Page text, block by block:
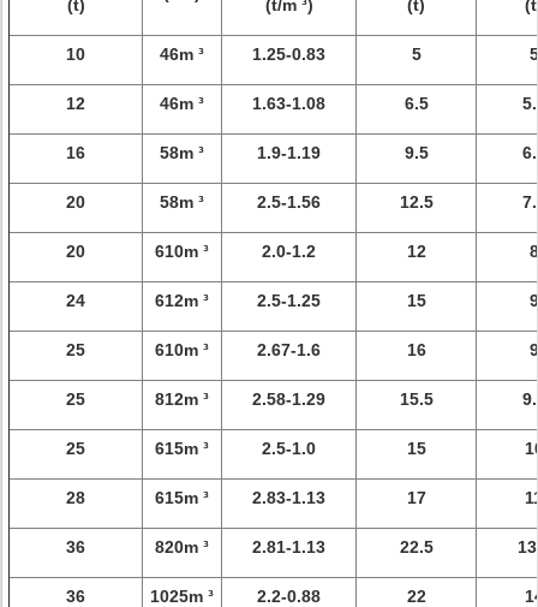
(t) (t/m ³) (t)
10 46m ³ 1.25-0.83 5 5
12 46m ³ 1.63-1.08 6.5
16 58m ³ 1.9-1.19 9.5
20 58m ³ 2.5-1.56 12.5
20 610m ³ 2.0-1.2 12 8
24 612m ³ 2.5-1.25 15 9
25 610m ³ 2.67-1.6 16 9
25 812m ³ 2.58-1.29 15.5
25 615m ³ 2.5-1.0 15
28 615m ³ 2.83-1.13 17
36 820m ³ 2.81-1.13 22.5
36 1025m ³ 2.2-0.88 22